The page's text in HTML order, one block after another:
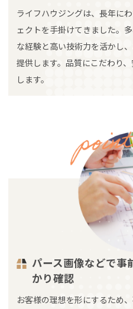
ライフハウジングは、長年に
ェクトを手掛けてきました。
な経験と高い技術力を活かし
提供します。品質にこだわり
します。
パース画像などで事
かり確認
お客様の理想を形にするため